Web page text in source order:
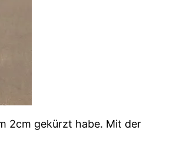
2cm gekürzt habe. Mit der